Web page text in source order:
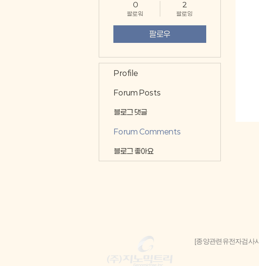
0
팔로워
2
팔로잉
팔로우
Profile
Forum Posts
블로그 댓글
Forum Comments
블로그 좋아요
[종양관련유전자검사